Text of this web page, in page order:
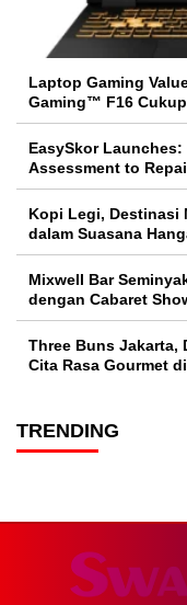
Laptop Gaming
Gaming™ F16
EasySkor
Assessment to
Kopi Legi, Destinasi
dalam Suasana
Mixwell Bar
dengan Cabaret
Three Buns Jakarta,
Cita Rasa Gourmet
TRENDING